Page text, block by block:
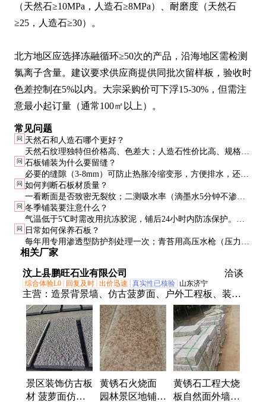
（天然石≥10MPa，人造石≥8MPa）、耐磨度（天然石
≥25，人造石≥30）。
北方地区应选择冻融循环≥50次的产品，沿海地区需检测
氯离子含量。建议要求供应商提供同批次留样板，验收时
色差控制在5%以内。大宗采购价可下浮15-30%，但需注
意最小起订量（通常100㎡以上）。
常见问题
问 天然石和人造石哪个更好？
天然石纹理独特但价格高、色差大；人造石性价比高、规格统
一但缺乏自然感。高端项目建议主景区用天然石，辅助区用人
造石。
问 石板铺装为什么要留缝？
必要的缝隙（3-8mm）可防止热胀冷缩变形，方便排水，还能
嵌草增添自然感。但厨房区等易积污处建议密缝处理。
问 如何判断石板材质量？
一看断面是否致密无裂纹；二测吸水率（滴墨水5分钟不渗透
为好）；三试防滑性（倒水后脚踩测试）；四比色差（铺3㎡
看整体效果）。
问 冬季铺装要注意什么？
气温低于5℃时需改用抗冻胶泥，铺后24小时内防冻保护。北
方建议开春后施工，新铺石板首个冬季需覆盖防冻。
问
日常如何保养石板？
每年用专用渗透型防护剂处理一次；青苔用高压水枪（压力
≤80bar）清除；油渍及时用石材清洁剂处理，避免使用酸性清
相关厂家
汶上县鹏旺石业有限公司 洽谈
综合体验L0 回复及时 出价迅速 真实性已核验 山东济宁
主营： 造景背景墙、仿古菠萝面、户外工程板、装饰
石、庭院石、蘑菇石、踏步板材、造景石材、光面石
材、青石地铺石、公园地铺石、景区白锈石、墙挂异
型石、公园造景石、园林地铺石、花岗岩石材、道路
路沿石、庭院景观石、外墙干挂石、仿古地铺石、景
区地铺石、人行道青石板、芝麻灰路沿石、自然面景
墙、外墙干挂板
景区装饰仿古板
材 菠萝面仿古
黄锈石火烧面
园林景区地铺石
黄锈石工程大烧
板自然面外墙干